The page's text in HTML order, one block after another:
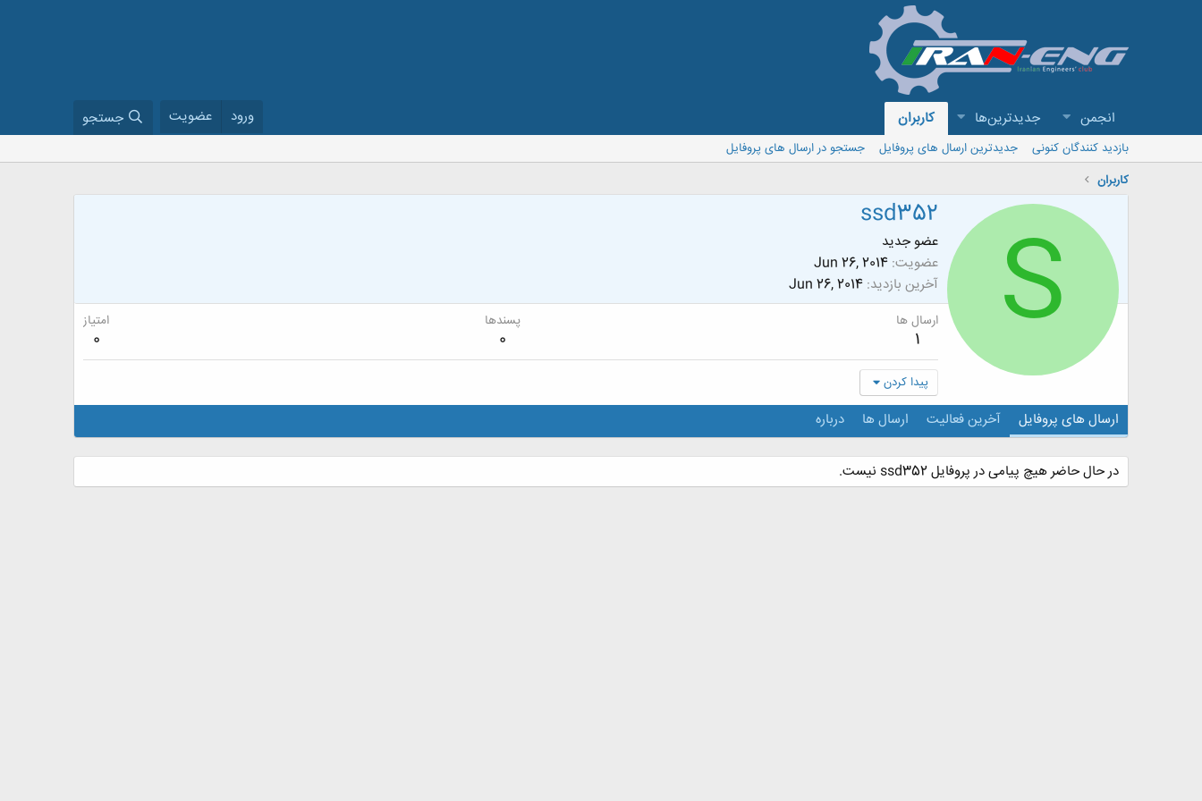
انجمن جدیدترین‌ها کاربران ورود عضویت جستجو
بازدید کنندگان کنونی جدیدترین ارسال های پروفایل
جستجو در ارسال های پروفایل
کاربران
S
ssd352
عضو جدید
عضویت Jun 26, 2014
آخرین بازدید Jun 26, 2014
ارسال ها
1
پسندها
0
امتیاز
0
پیدا کردن
ارسال های پروفایل آخرین فعالیت ارسال ها درباره
در حال حاضر هیچ پیامی در پروفایل ssd352 نیست.